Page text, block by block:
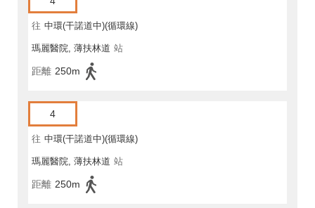
往 中環(干諾道中)(循環線)
瑪麗醫院, 薄扶林道 站
距離 250m
4
往 中環(干諾道中)(循環線)
瑪麗醫院, 薄扶林道 站
距離 250m